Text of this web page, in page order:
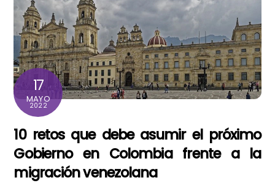
17
MAYO
2022
10 retos que debe asumir el próximo
Gobierno en Colombia frente a la
migración venezolana